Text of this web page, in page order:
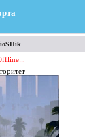
line::.